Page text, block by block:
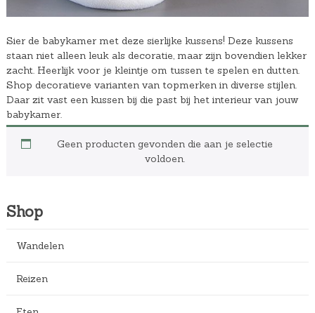
Sier de babykamer met deze sierlijke kussens! Deze kussens
staan niet alleen leuk als decoratie, maar zijn bovendien lekker
zacht. Heerlijk voor je kleintje om tussen te spelen en dutten.
Shop decoratieve varianten van topmerken in diverse stijlen.
Daar zit vast een kussen bij die past bij het interieur van jouw
babykamer.
Geen producten gevonden die aan je selectie
voldoen.
Shop
Wandelen
Reizen